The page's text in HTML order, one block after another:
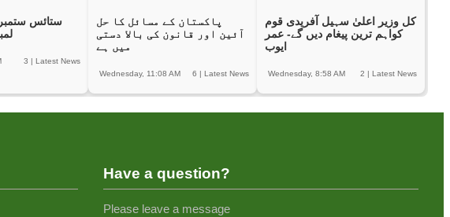
ستائس ستمبر
3 |Latest News
پاکستان کے مسائل کا حل
آئین اور قانون کی بالا دستی
میں ہے
6 | Latest News
Wednesday, 11:08 AM
کل وزیر اعلیٰ سہیل آفریدی قوم
کواہم ترین پیغام دیں گے- عمر
ایوب
2 | Latest News
Wednesday, 8:58 AM
Have a question?
Please leave a message